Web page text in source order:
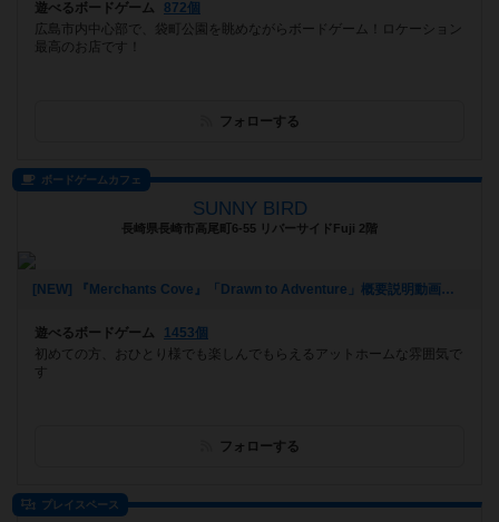
遊べるボードゲーム
872個
広島市内中心部で、袋町公園を眺めながらボードゲーム！ロケーション
最高のお店です！
フォローする
ボードゲームカフェ
SUNNY BIRD
長崎県長崎市高尾町6-55 リバーサイドFuji 2階
[NEW] 『Merchants Cove』「Drawn to Adventure」概要説明動画アップしました。（2021年06月09日 16時06分）
遊べるボードゲーム
1453個
初めての方、おひとり様でも楽しんでもらえるアットホームな雰囲気で
す
フォローする
プレイスペース